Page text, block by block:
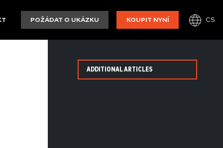
POŽÁDAT O UKÁZKU KOUPIT NYNÍ CS
ADDITIONAL ARTICLES